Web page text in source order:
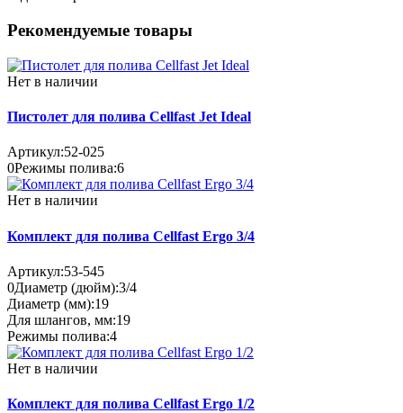
Рекомендуемые товары
Нет в наличии
Пистолет для полива Cellfast Jet Ideal
Артикул:52-025
0Режимы полива:6
Нет в наличии
Комплект для полива Cellfast Ergo 3/4
Артикул:53-545
0Диаметр (дюйм):3/4
Диаметр (мм):19
Для шлангов, мм:19
Режимы полива:4
Нет в наличии
Комплект для полива Cellfast Ergo 1/2